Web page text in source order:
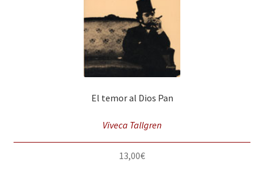
El temor al Dios Pan
Viveca Tallgren
13,00€